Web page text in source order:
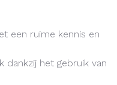
een ruime kennis en
dankzij het gebruik van